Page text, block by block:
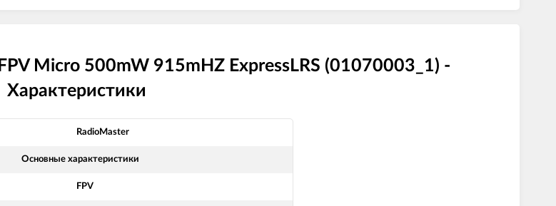
Micro 500mW 915mHZ ExpressLRS (01070003_1) -
Характеристики
RadioMaster
Основные характеристики
FPV